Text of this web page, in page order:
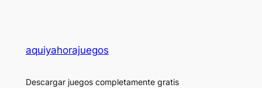
aquiyahorajuegos
Descargar juegos completamente gratis